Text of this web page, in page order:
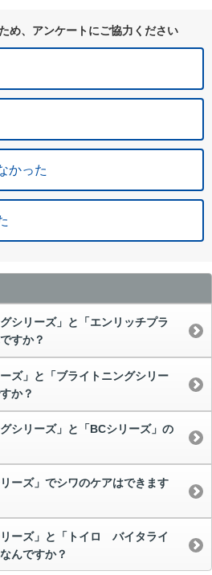
め、アンケートにご協力ください
かった
シリーズ」と「エンリッチプラ
すか？
ズ」と「ブライトニングシリー
か？
シリーズ」と「BCシリーズ」の
ーズ」でシワのケアはできます
ーズ」と「トイロ バイタライ
んですか？